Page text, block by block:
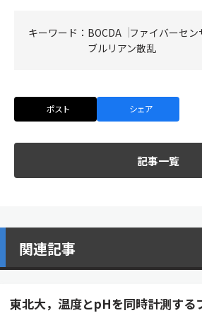
キーワード： BOCDA
ファイバーセン
ブルリアン散乱
ポスト シェア
記事一覧
関連記事
東北大，温度とpHを同時計測する